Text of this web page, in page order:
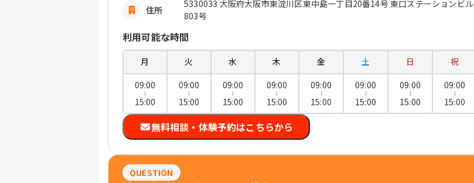
住所
5330033 大阪府大阪市東淀川区東中島一丁目20番14号 東口ステーションビル
803号
利用可能な時間
月 火 水 木 金 土 日
祝
09:00
15:00
09:00
15:00
09:00
15:00
09:00
15:00
09:00
15:00
09:00
15:00
09:00
15:00
09:00
15:00
無料相談・体験予約はこちらから
QUESTION